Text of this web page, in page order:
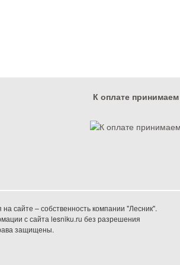
К оплате принимаем
сайте – собственность компании "Лесник".
с сайта lesniku.ru без разрешения
защищены.